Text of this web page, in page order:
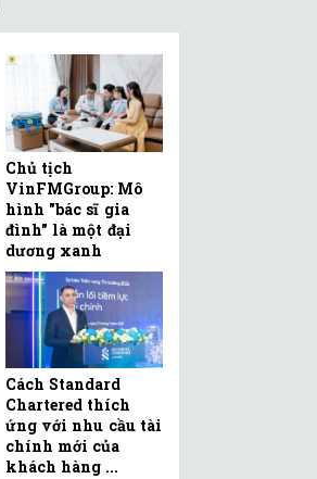
Chủ tịch
VinFMGroup: Mô
hình "bác sĩ gia
đình" là một đại
dương xanh
Cách Standard
Chartered thích
ứng với nhu cầu tài
chính mới của
khách hàng ...